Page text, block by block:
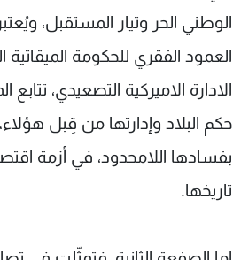
الوطني الحر وتيار المستقبل،
العمود الفقري للحكومة
الادارة الاميركية التصعيدي، تتابع
حكم البلاد وإدارتها من قِبل
بفسادها اللامحدود، في أزمة
تاريخها.